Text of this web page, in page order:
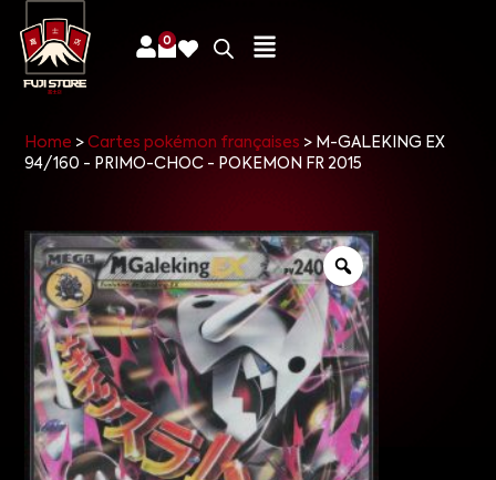
0
Home >Cartes pokémon françaises > M-GALEKING EX
94/160 - PRIMO-CHOC - POKEMON FR 2015